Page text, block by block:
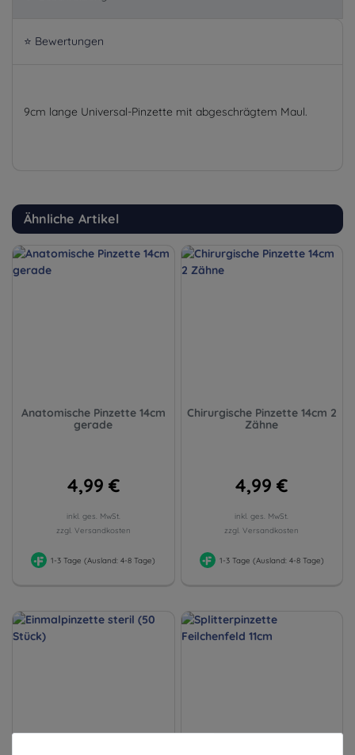
⭐ Bewertungen
9cm lange Universal-Pinzette mit abgeschrägtem Maul.
Ähnliche Artikel
Anatomische Pinzette 14cm
gerade
4,99 €
inkl. ges. MwSt.
zzgl. Versandkosten
1-3 Tage (Ausland: 4-8 Tage)
Chirurgische Pinzette 14cm 2
Zähne
4,99 €
inkl. ges. MwSt.
zzgl. Versandkosten
1-3 Tage (Ausland: 4-8 Tage)